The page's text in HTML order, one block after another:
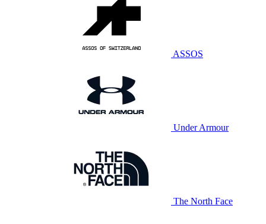
ASSOS
Under Armour
The North Face